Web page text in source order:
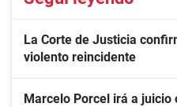
La Corte de Justicia
violento reincidente
Marcelo Porcel irá a juicio